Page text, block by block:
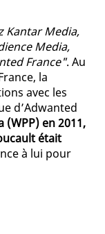
Kantar Media,
Media,
France". Au
la
avec les
d’Adwanted
en 2011,
était
à lui pour